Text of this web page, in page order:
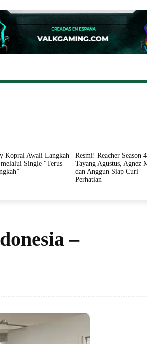
Kopral Awali Langkah
Single “Terus
Resmi! Reacher Season 4
Tayang Agustus, Agnez
dan Anggun Siap Curi
Perhatian
–